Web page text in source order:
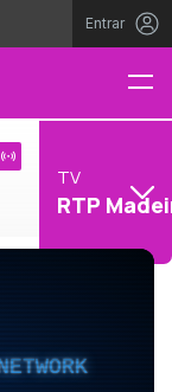
Entrar
TV
RTP